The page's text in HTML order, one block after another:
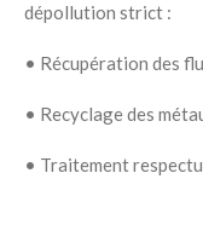
dépollution strict :
• Récupération des
• Recyclage des
• Traitement